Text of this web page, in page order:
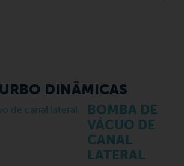
DINÂMICAS
BOMBA DE
VÁCUO DE
CANAL
LATERAL